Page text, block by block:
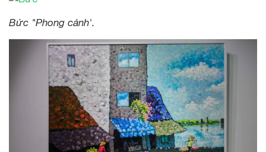
Bức "Phong cảnh'.